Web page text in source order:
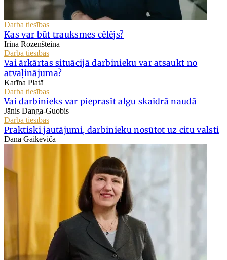
Darba tiesības
Kas var būt trauksmes cēlējs?
Irina Rozenšteina
Darba tiesības
Vai ārkārtas situācijā darbinieku var atsaukt no
atvaļinājuma?
Karīna Platā
Darba tiesības
Vai darbinieks var pieprasīt algu skaidrā naudā
Jānis Danga-Guobis
Darba tiesības
Praktiski jautājumi, darbinieku nosūtot uz citu valsti
Dana Gaikeviča